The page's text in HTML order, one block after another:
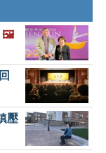
🖼️
壓